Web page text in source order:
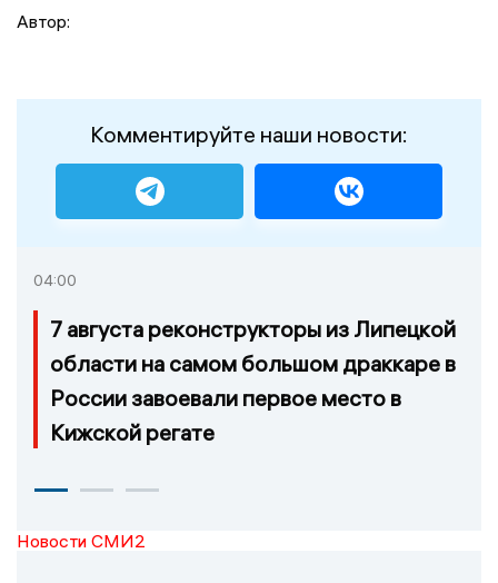
Автор:
Комментируйте наши новости:
04:00
7 августа реконструкторы из Липецкой
области на самом большом драккаре в
России завоевали первое место в
Кижской регате
Новости СМИ2